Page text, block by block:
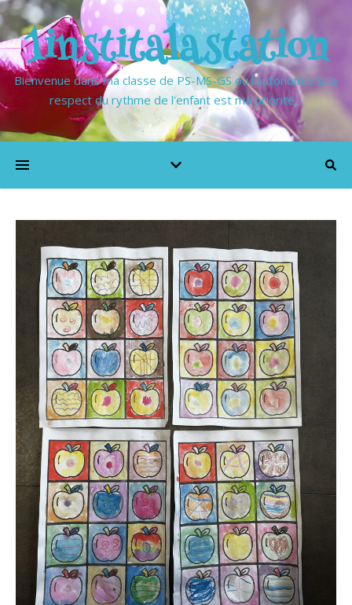
1institalastation
Bienvenue dans ma classe de PS-MS-GS où l'autonomie & le
respect du rythme de l'enfant est ma priorité…